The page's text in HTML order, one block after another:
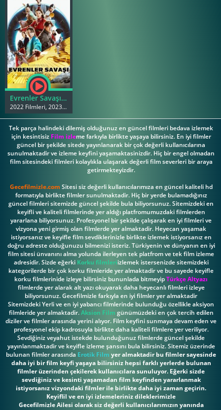
Evrenler Savaşı izle Alienoid Film izle
2022 Filmleri, 2023 Filmleri
Tek parça halindeki dilemiş olduğunuz en güncel filmleri bedava izlemek
için kesintisiz Film izleme farkıyla birlikte yaşaya bilirsiniz. En iyi filmler
güncel bir şekilde sitede yayınlanarak bir çok değerli kullanıcılarına
sunulmaktadir ve izleme keyfini yaşamaktasinizdir. Hiç bir engel olmadan
film sitesindeki filmleri kolaylıkla ulaşarak değerli film severleri bir araya
getirmekteyizdir.
Gecefilmizle.com Sitesi siz değerli kullanıcılarımıza en güncel kaliteli hd
formatıyla birlikte filmler sunulmaktadir. Hiç bir yerde bulamadığınız
güncel filmleri sitemizde güncel şekilde bula biliyorsunuz. Sitemizdeki en
keyifli ve kaliteli filmlerinde yer aldığı platfromumuzdaki filmlerden
yararlana biliyorsunuz. Profesyonel bir şekilde çalışarak en iyi filmleri ve
vizyona yeni girmiş olan filmlerde yer almaktadir. Heyecan yaşamak
istiyorsanız ve keyifle film sevdiklerinizle birlikte izlemek istiyorsanız en
doğru adreste olduğunuzu bilmenizi isteriz. Türkiyenin ve dünyanın en iyi
film sitesi ünvanını alma yolunda ilerleyen tek platfrom ve tek film izleme
adresidir. Sizde eğerki Korku filmleriizlemek istersenizde sitemizdeki
kategorilerde bir çok korku filmleride yer almaktadir ve bu sayede keyifle
korku filmlerinide izleye bilirsiniz bununlada bitmeyipTürkçe Altyazı
filmlerde yer alarak alt yazı okuyarak daha heyecanlı filmleri izleye
biliyorsunuz. Gecefilmizle farkıyla en iyi filmler yer almaktadir
Sitemizdeki Yerli ve en iyi yabancı filmlerinde bulunduğu özellikle aksiyon
filmleride yer almaktadir.Aksion Film günümüzdeki en çok tercih edilen
diziler ve filmler arasında yerini alıyor. Film keyfini sunmaya devam eden ve
profesyonel ekip kadrosuyla birlikte daha kaliteli filmlere yer veriliyor.
Sevdiğiniz veyahut istekde bulunduğunuz filmlerde güncel şekilde
yayınlanmaktadir ve keyifle izleme şansını bula bilirsiniz. Sitemiz üzerinde
bulunan filmler arasında Erotik Film yer almaktadir bu filmler sayesinde
daha iyi bir film keyfi yaşaya bilirsiniz hepsi farklı yerlerde bulunan
filmler üzerinden çekilerek kullanıcılara sunuluyor. Eğerki sizde
sevdiğiniz ve kesinti yaşamadan film keyfinden yararlanmak
istiyorsanız vizyondaki filmler ile birlikte daha iyi zaman geçirin.
Keyiflil ve en iyi izlemeleriniz dileklerimizle
Gecefilmizle Ailesi olarak siz değerli kullanıcılarımızın yanında